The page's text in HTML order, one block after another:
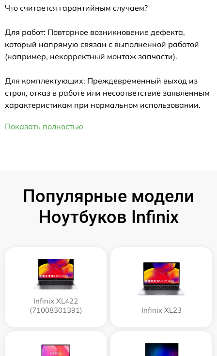
Что считается гарантийным случаем?
Для работ: Повторное возникновение дефекта,
который напрямую связан с выполненной работой
(например, некорректный монтаж запчасти).
Для комплектующих: Преждевременный выход из
строя, отказ в работе или несоответствие заявленным
характеристикам при нормальном использовании.
Показать полностью
Популярные модели
Ноутбуков Infinix
Infinix XL422
(71008301391)
Infinix XL23